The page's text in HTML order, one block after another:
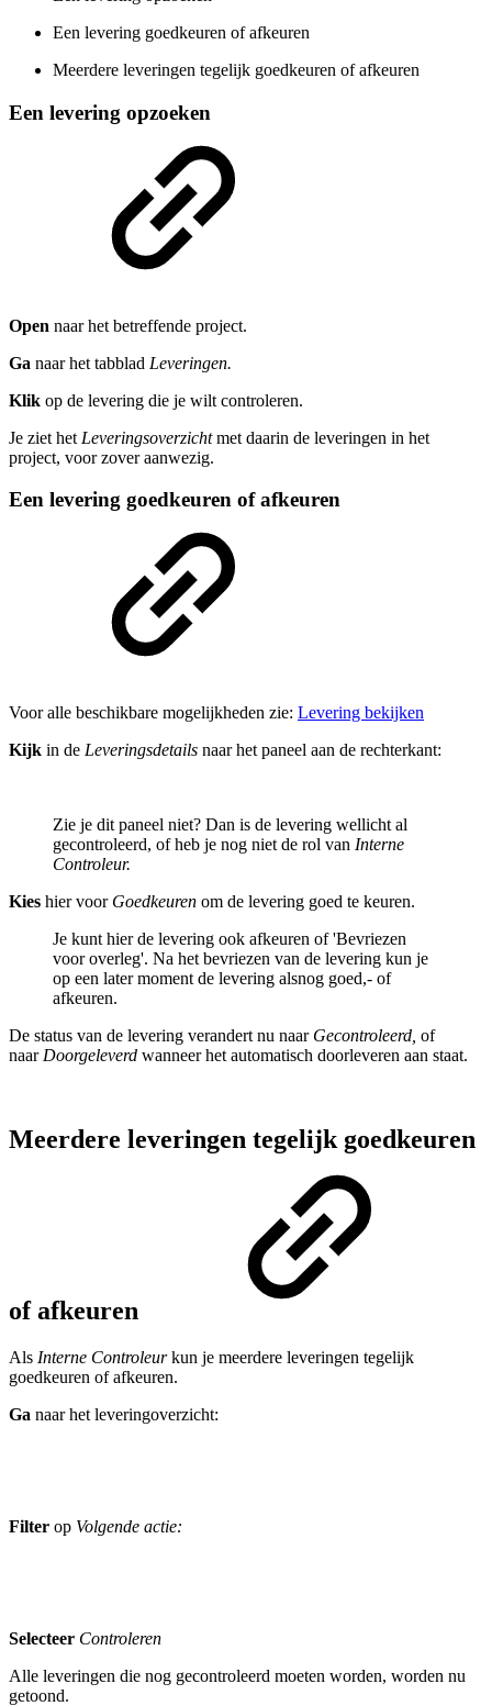
Een levering goedkeuren of afkeuren
Meerdere leveringen tegelijk goedkeuren of afkeuren
Een levering opzoeken
Open naar het betreffende project.
Ga naar het tabblad Leveringen.
Klik op de levering die je wilt controleren.
Je ziet het Leveringsoverzichtmet daarin de leveringen in het
project, voor zover aanwezig.
Een levering goedkeuren of afkeuren
Voor alle beschikbare mogelijkheden zie: Levering bekijken
Kijk in de Leveringsdetails naar het paneel aan de rechterkant:
Zie je dit paneel niet? Dan is de levering wellicht al
gecontroleerd, of heb je nog niet de rol van Interne
Controleur.
Kies hier voor Goedkeuren om de levering goed te keuren.
Je kunt hier de levering ook afkeuren of 'Bevriezen
voor overleg'. Na het bevriezen van de levering kun je
op een later moment de levering alsnog goed,- of
afkeuren.
De status van de levering verandert nu naar Gecontroleerd, of
naar Doorgeleverd wanneer het automatisch doorleveren aan staat.
Meerdere leveringen tegelijk goedkeuren
of afkeuren
Als Interne Controleurkun je meerdere leveringen tegelijk
goedkeuren of afkeuren.
Ga naar het leveringoverzicht:
Filter op Volgende actie:
Selecteer Controleren
Alle leveringen die nog gecontroleerd moeten worden, worden nu
getoond.